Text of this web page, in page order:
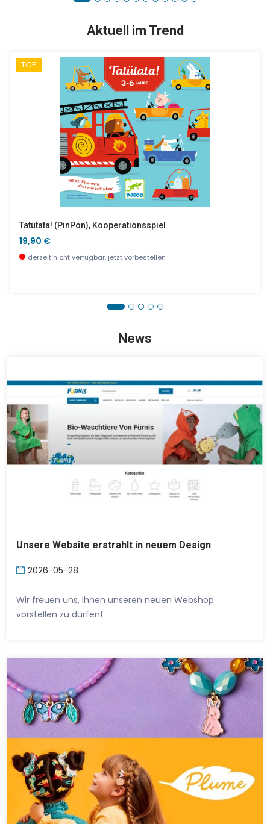
Strahlende Vögel
Kinderküche Lila
Aktuell im Trend
TOP
Tatütata! (PinPon), Kooperationsspiel
19,90 €
derzeit nicht verfügbar, jetzt vorbestellen
News
Unsere Website erstrahlt in neuem Design
2026-05-28
Wir freuen uns, Ihnen unseren neuen Webshop
vorstellen zu dürfen!